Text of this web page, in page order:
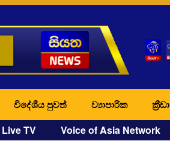
විදේශීය පුවත් ව්‍යාපාරික ක්‍රීඩා
TV Voice of Asia Network